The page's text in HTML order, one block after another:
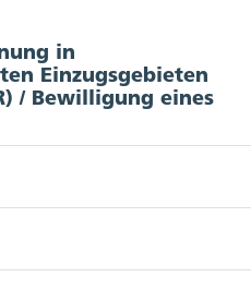
in
Einzugsgebieten
/ Bewilligung eines